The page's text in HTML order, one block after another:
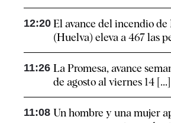
12:20 El avance del incendio
(Huelva) eleva a 467 las
11:26 La Promesa, avance
de agosto al viernes 14 [...]
11:08 Un hombre y una mujer